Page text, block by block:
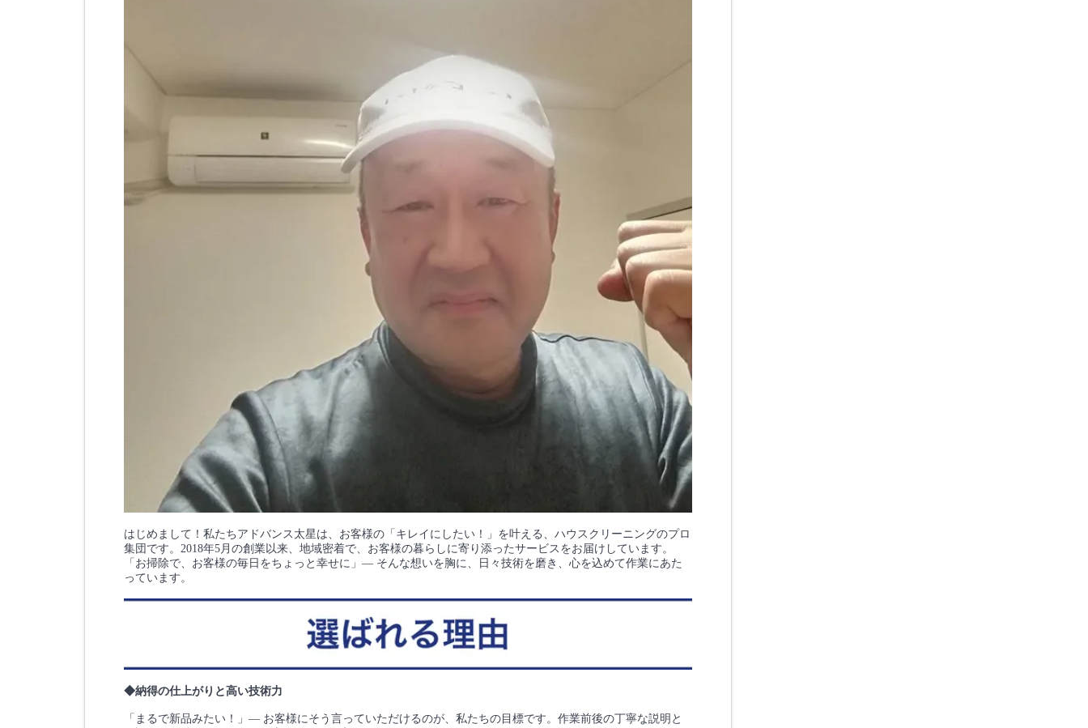
はじめまして！私たちアドバンス太星は、お客様の「キレイにしたい！」を叶える、ハウスクリーニングのプロ
集団です。2018年5月の創業以来、地域密着で、お客様の暮らしに寄り添ったサービスをお届けしています。
「お掃除で、お客様の毎日をちょっと幸せに」— そんな想いを胸に、日々技術を磨き、心を込めて作業にあた
っています。
◆納得の仕上がりと高い技術力
「まるで新品みたい！」— お客様にそう言っていただけるのが、私たちの目標です。作業前後の丁寧な説明と